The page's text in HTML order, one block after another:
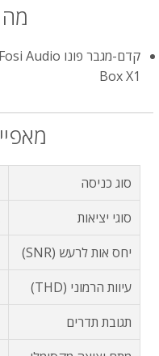
קדם-מגבר פונו Fosi Audio
Box X1
סוג כניסה
סוגי יציאות
יחס אות לרעש (SNR)
עיוות הרמוני (THD)
תגובת תדרים